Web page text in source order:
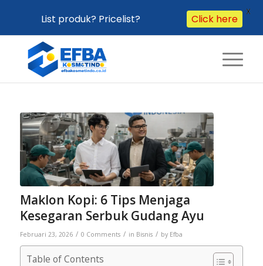
Maklon Kopi: 6 Tips Menjaga
Kesegaran Serbuk Gudang Ayu
Februari 23, 2026 / 0 Comments / in Bisnis / by Efba
Table of Contents
List produk? Pricelist? Click here
X